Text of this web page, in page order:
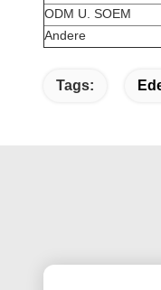
ODM U. SOEM
Andere
Tags: